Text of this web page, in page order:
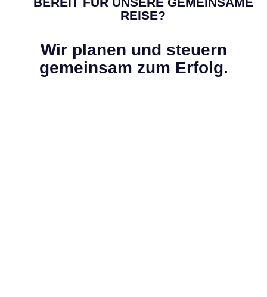
REISE?
Wir planen und steuern
gemeinsam zum Erfolg.